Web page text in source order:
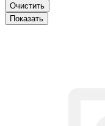
Очистить